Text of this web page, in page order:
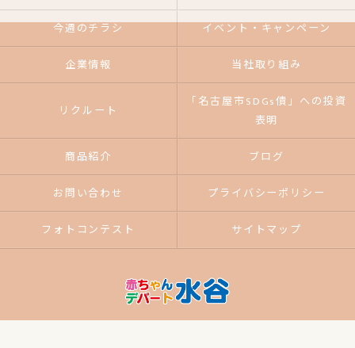
今週のチラシ イベント・キャンペーン
企業情報 当社取り組み
リクルート
「名古屋市SDGs債」への投資
表明
商品紹介 ブログ
お問い合わせ プライバシーポリシー
フォトコンテスト サイトマップ